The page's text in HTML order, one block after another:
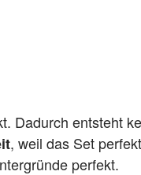
Dadurch entsteht
, weil das Set
perfekt.